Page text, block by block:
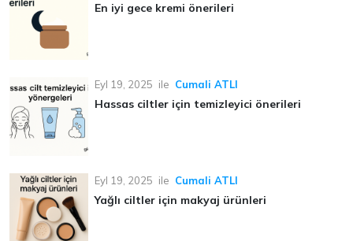
En iyi gece kremi önerileri
Eyl 19, 2025 ile Cumali ATLI
Hassas ciltler için temizleyici önerileri
Eyl 19, 2025 ile Cumali ATLI
Yağlı ciltler için makyaj ürünleri